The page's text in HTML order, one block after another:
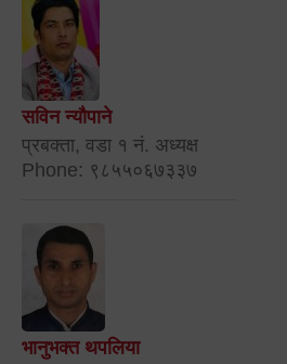
सविन न्यौपाने
प्रबक्ता, वडा १ नं. अध्यक्ष
Phone: ९८५५०६७३३७
भानुभक्त थपलिया